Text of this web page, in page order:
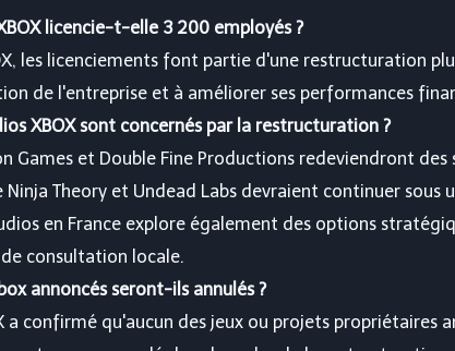
licencie-t-elle 3 200 employés ?
les licenciements font partie d'une restructuration
de l'entreprise et à améliorer ses performances
XBOX sont concernés par la restructuration ?
Games et Double Fine Productions redeviendront
Ninja Theory et Undead Labs devraient continuer sous
en France explore également des options
de consultation locale.
annoncés seront-ils annulés ?
a confirmé qu'aucun des jeux ou projets propriétaires